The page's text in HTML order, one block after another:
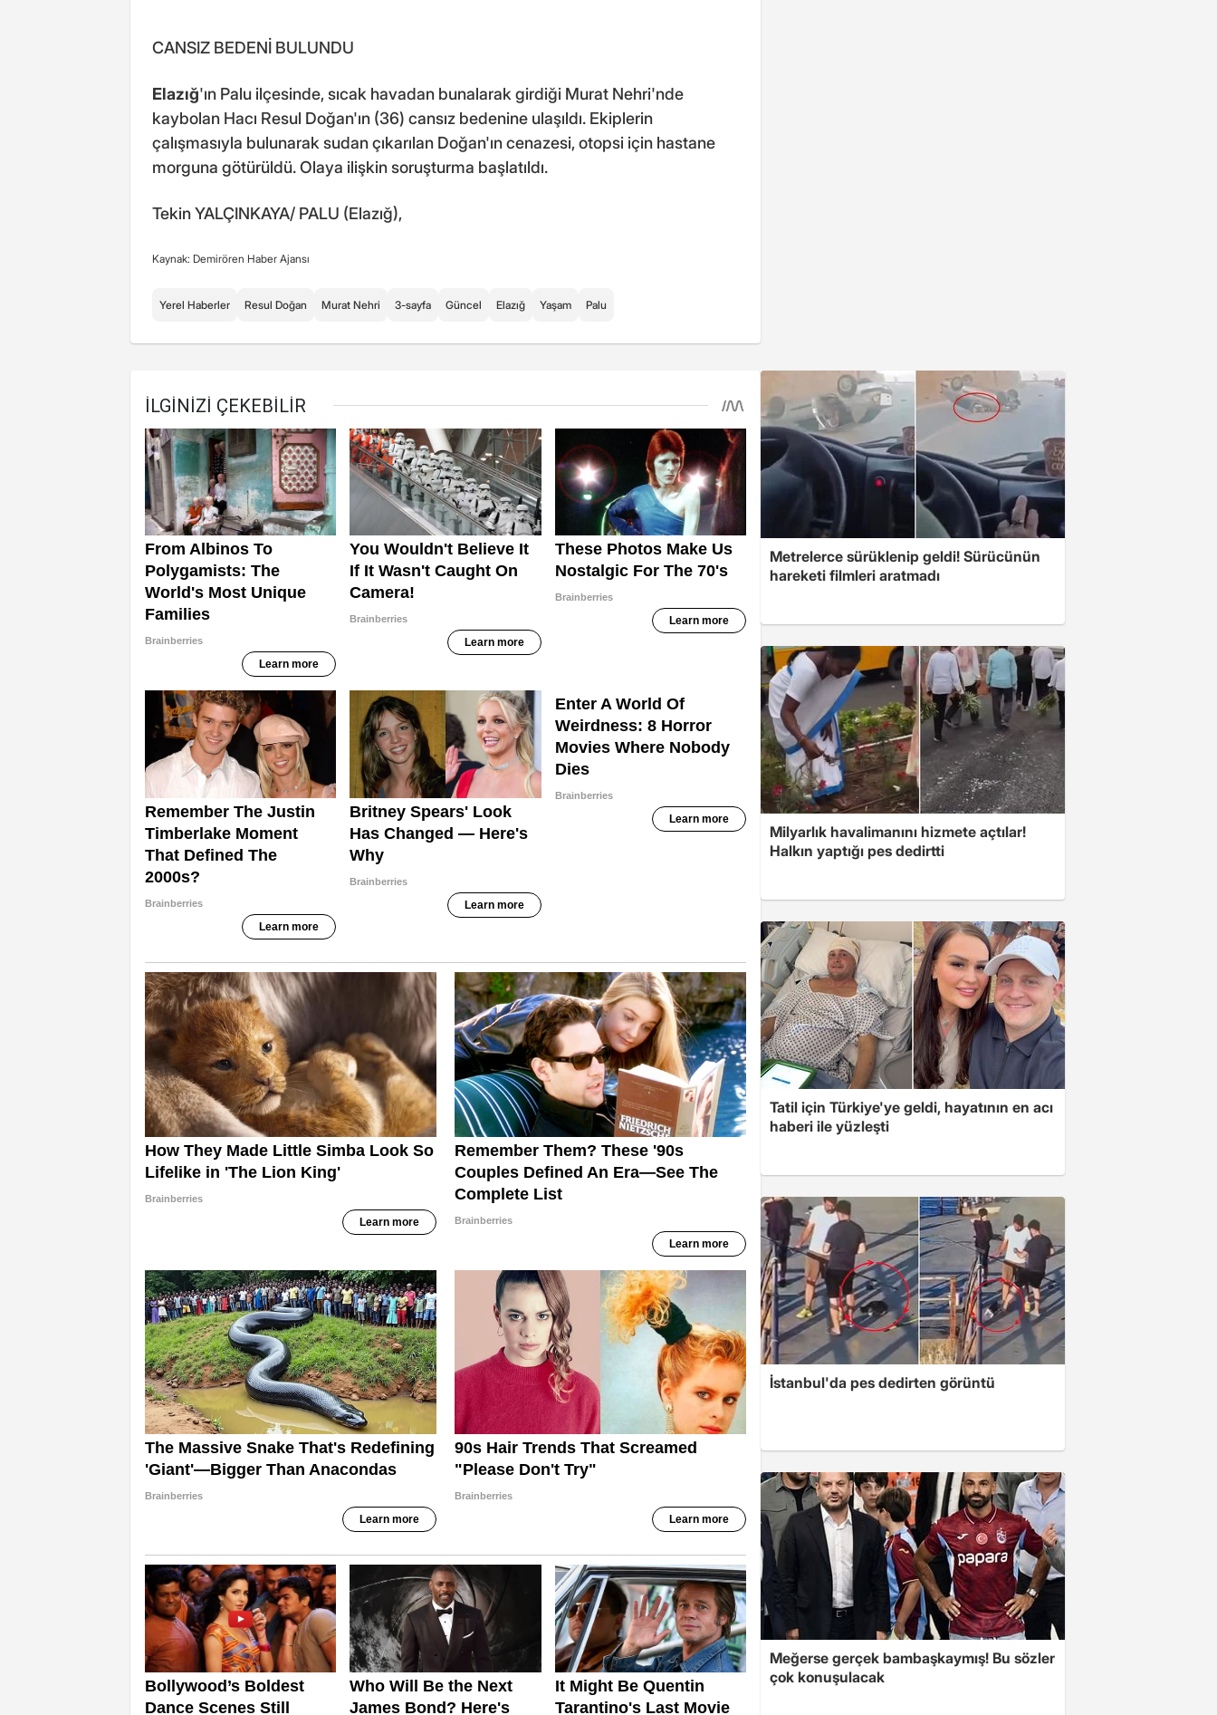
CANSIZ BEDENİ BULUNDU
Elazığ'ın Palu ilçesinde, sıcak havadan bunalarak girdiği Murat Nehri'nde
kaybolan Hacı Resul Doğan'ın (36) cansız bedenine ulaşıldı. Ekiplerin
çalışmasıyla bulunarak sudan çıkarılan Doğan'ın cenazesi, otopsi için hastane
morguna götürüldü. Olaya ilişkin soruşturma başlatıldı.
Tekin YALÇINKAYA/ PALU (Elazığ),
Kaynak: Demirören Haber Ajansı
Yerel Haberler Resul Doğan Murat Nehri 3-sayfa Güncel Elazığ Yaşam Palu
Metrelerce sürüklenip geldi! Sürücünün
hareketi filmleri aratmadı
Milyarlık havalimanını hizmete açtılar!
Halkın yaptığı pes dedirtti
Tatil için Türkiye'ye geldi, hayatının en acı
haberi ile yüzleşti
İstanbul'da pes dedirten görüntü
Meğerse gerçek bambaşkaymış! Bu sözler
çok konuşulacak